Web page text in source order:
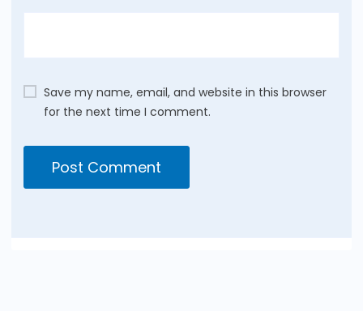
Save my name, email, and website in this browser
for the next time I comment.